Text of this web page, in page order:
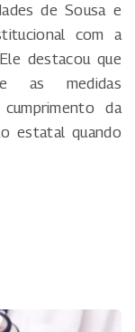
de Sousa e
com a
destacou que
as medidas
da
estatal quando